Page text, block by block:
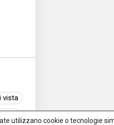
vista
utilizzano cookie o tecnologie